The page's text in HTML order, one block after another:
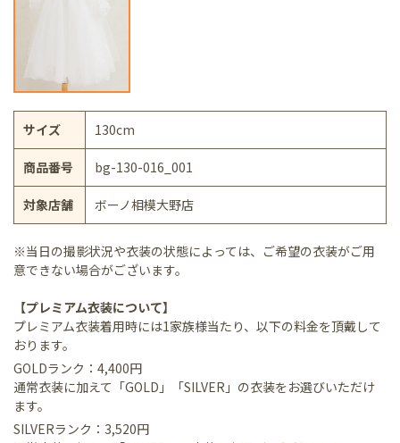
サイズ 130cm
商品番号 bg-130-016_001
対象店舗 ボーノ相模大野店
※当日の撮影状況や衣装の状態によっては、ご希望の衣装がご用
意できない場合がございます。
【プレミアム衣装について】
プレミアム衣装着用時には1家族様当たり、以下の料金を頂戴して
おります。
GOLDランク：4,400円
通常衣装に加えて「GOLD」「SILVER」の衣装をお選びいただけ
ます。
SILVERランク：3,520円